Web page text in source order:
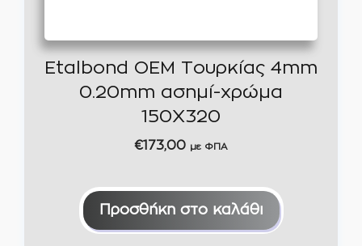
Etalbond OEM Τουρκίας 4mm
0.20mm ασημί-χρώμα
150Χ320
€173,00 με ΦΠΑ
Προσθήκη στο καλάθι